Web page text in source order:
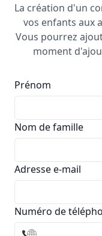
La création d'un
vos enfants aux
Vous pourrez
moment
Prénom
Nom de famille
Adresse e-mail
Numéro de